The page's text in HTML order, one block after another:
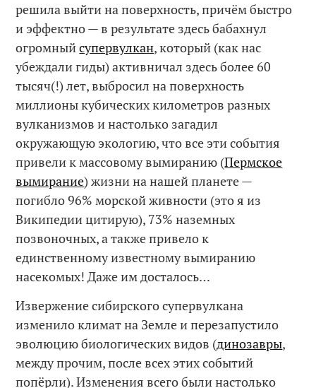
решила выйти на поверхность, причём быстро
и эффектно — в результате здесь бабахнул
огромныйсупервулкан, который (как нас
убеждали гиды) активничал здесь более 60
тысяч(!) лет, выбросил на поверхность
миллионы кубических километров разных
вулканизмов и настолько загадил
окружающую экологию, что все эти события
привели к массовому вымиранию (Пермское
вымирание) жизни на нашей планете —
погибло 96% морской живности (это я из
Википедии цитирую), 73% наземных
позвоночных, а также привело к
единственному известному вымиранию
насекомых! Даже им досталось…
Извержение сибирского супервулкана
изменило климат на Земле и перезапустило
эволюцию биологических видов (динозавры,
между прочим, после всех этих событий
попёрли). Изменения всего были настолько